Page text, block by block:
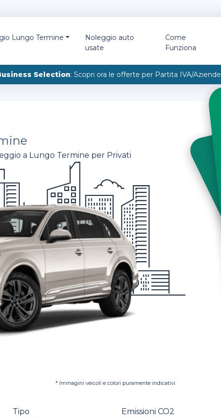
Lungo Termine
Noleggio auto
usate
Come
Funziona
Selection: Scopri ora le offerte per Partita IVA/Aziende
a Lungo Termine per Privati
* Immagini veicoli e colori puramente indicativi.
Tipo Emissioni CO2